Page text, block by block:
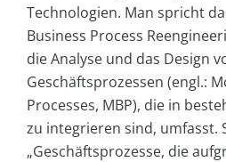
Technologien. Man spricht
Business Process
die Analyse und das Design
Geschäftsprozessen (engl.:
Processes, MBP), die in
zu integrieren sind, umfasst.
„Geschäftsprozesse, die